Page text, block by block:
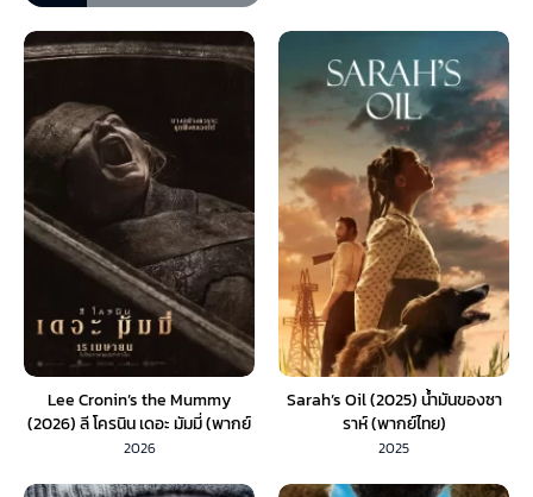
Lee Cronin’s the Mummy
(2026) ลี โครนิน เดอะ มัมมี่ (พากย์
ไทย) 1X
2026
Sarah’s Oil (2025) น้ำมันของซา
ราห์ (พากย์ไทย)
2025